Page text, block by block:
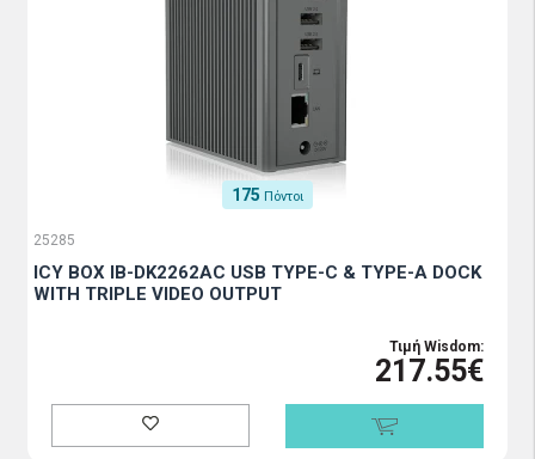
175 Πόντοι
25285
ICY BOX IB-DK2262AC USB TYPE-C & TYPE-A DOCK
WITH TRIPLE VIDEO OUTPUT
Τιμή Wisdom:
217.55€